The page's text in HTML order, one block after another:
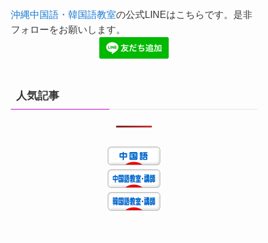
沖縄中国語・韓国語教室の公式LINEはこちらです。是非
フォローをお願いします。
人気記事